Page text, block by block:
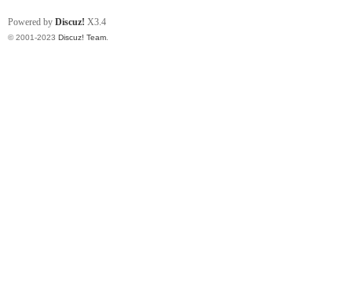
Powered by Discuz! X3.4
© 2001-2023 Discuz! Team